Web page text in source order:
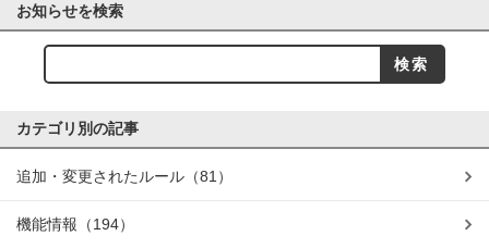
お知らせを検索
カテゴリ別の記事
追加・変更されたルール （81）
機能情報 （194）